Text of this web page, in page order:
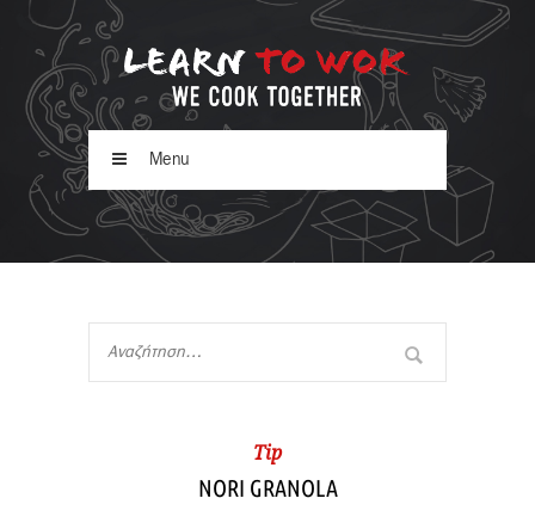
Menu
Tip
NORI GRANOLA